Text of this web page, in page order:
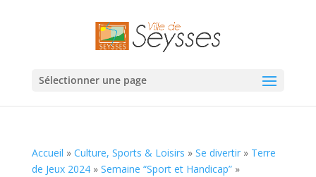
Sélectionner une page
Accueil » Culture, Sports & Loisirs » Se divertir» Terre
de Jeux 2024» Semaine “Sport et Handicap”»